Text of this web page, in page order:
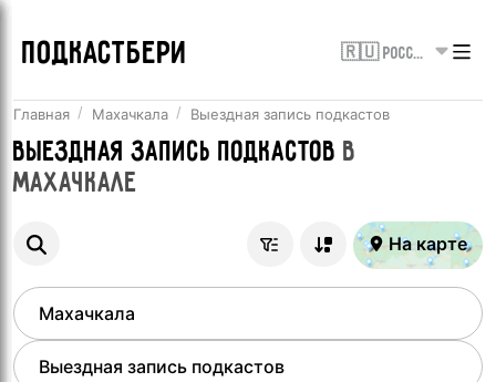
ПОДКАСТБЕРИ 🇷🇺 Россия
Главная Махачкала Выездная запись подкастов
Выездная запись подкастов в
Махачкале
На карте